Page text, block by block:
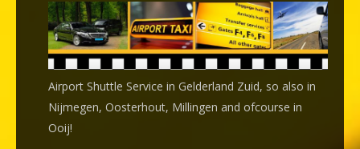
Airport Shuttle Service in Gelderland Zuid, so also in
Nijmegen, Oosterhout, Millingen and ofcourse in
Ooij!